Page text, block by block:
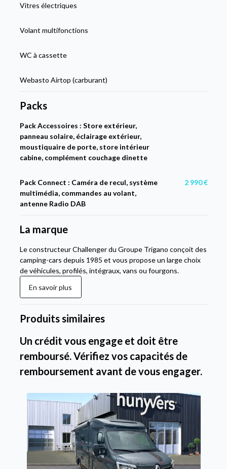
Vitres électriques
Volant multifonctions
WC à cassette
Webasto Airtop (carburant)
Packs
Pack Accessoires : Store extérieur,
panneau solaire, éclairage extérieur,
moustiquaire de porte, store intérieur
cabine, complément couchage dinette
Pack Connect : Caméra de recul, système
multimédia, commandes au volant,
antenne Radio DAB
2 990 €
La marque
Le constructeur Challenger du Groupe Trigano conçoit des
camping-cars depuis 1985 et vous propose un large choix
de véhicules, profilés, intégraux, vans ou fourgons.
En savoir plus
Produits similaires
Un crédit vous engage et doit être
remboursé. Vérifiez vos capacités de
remboursement avant de vous engager.